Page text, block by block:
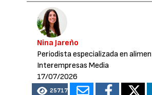
Nina Jareño
Periodista especializada en
Interempresas Media
17/07/2026
25717